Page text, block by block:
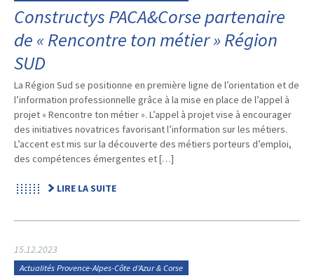
Constructys PACA&Corse partenaire
de « Rencontre ton métier » Région
SUD
La Région Sud se positionne en première ligne de l’orientation et de
l’information professionnelle grâce à la mise en place de l’appel à
projet « Rencontre ton métier ». L’appel à projet vise à encourager
des initiatives novatrices favorisant l’information sur les métiers.
L’accent est mis sur la découverte des métiers porteurs d’emploi,
des compétences émergentes et […]
LIRE LA SUITE
15.12.2023
Actualités Provence-Alpes-Côte d'Azur & Corse